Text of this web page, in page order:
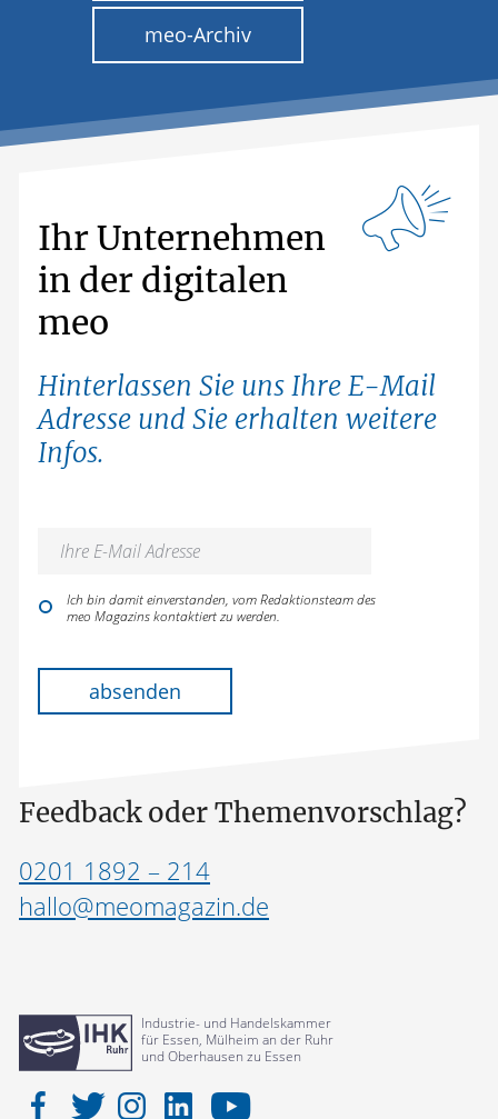
meo-Archiv
Ihr Unternehmen
in der digitalen
meo
Hinterlassen Sie uns Ihre E-Mail
Adresse und Sie erhalten weitere
Infos.
Ich bin damit einverstanden, vom Redaktionsteam des
meo Magazins kontaktiert zu werden.
absenden
Feedback oder Themenvorschlag?
0201 1892 – 214
hallo@meomagazin.de
Industrie- und Handelskammer
für Essen, Mülheim an der Ruhr
und Oberhausen zu Essen